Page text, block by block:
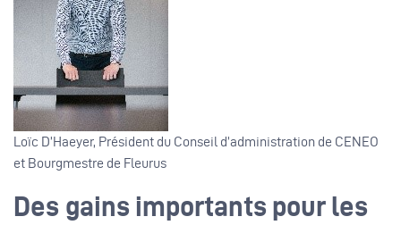
Loïc D’Haeyer, Président du Conseil d’administration de CENEO
et Bourgmestre de Fleurus
Des gains importants pour les